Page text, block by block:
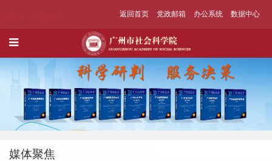
返回首页 党政邮箱 办公系统 数据中心
媒体聚焦